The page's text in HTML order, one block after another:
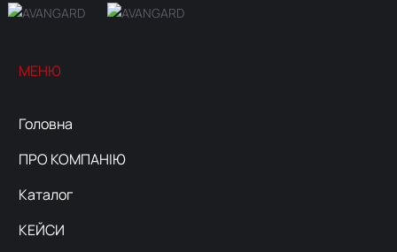
МЕНЮ
Головна
ПРО КОМПАНІЮ
Каталог
КЕЙСИ